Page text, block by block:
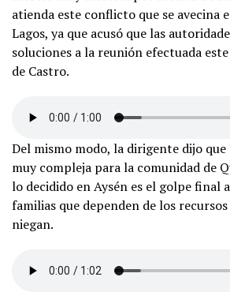
atienda este conflicto que se avecina
Lagos, ya que acusó que las
soluciones a la reunión efectuada
de Castro.
Del mismo modo, la dirigente dijo que
muy compleja para la comunidad de
lo decidido en Aysén es el golpe final
familias que dependen de los
niegan.